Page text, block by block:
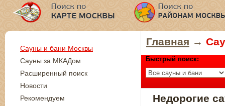
Главная →
Быстрый поиск:
Недорогие
Сауны и бани Москвы
Сауны за МКАДом
Расширенный поиск
Новости
Рекомендуем